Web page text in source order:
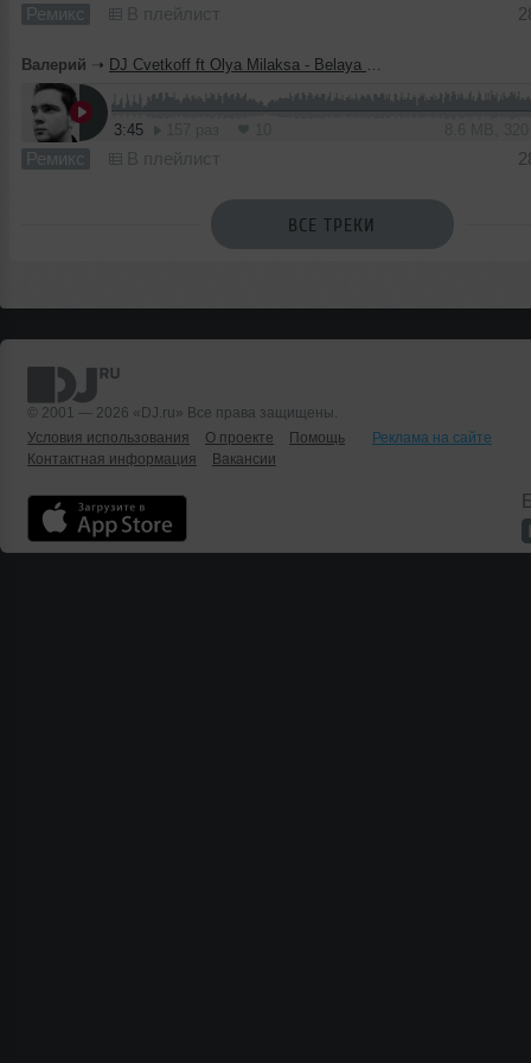
Ремикс В плейлист
Валерий ➝ DJ Cvetkoff ft Olya Milaksa - Belaya noch (Edvig remix)
3:45
Ремикс В плейлист
ВСЕ ТРЕКИ
© 2001 — 2026 «DJ.ru» Все права защищены.
Условия использования
О проекте Помощь
Реклама на сайте
Контактная информация
Вакансии